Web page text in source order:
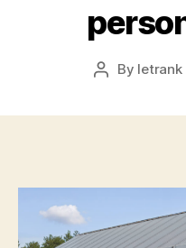
Post
By letrank